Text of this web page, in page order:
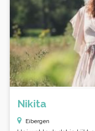
Nikita
Eibergen